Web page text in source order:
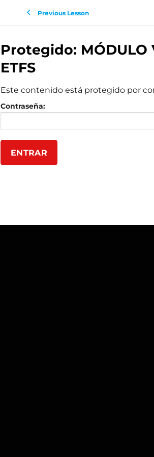
Previous Lesson
Protegido: MÓDULO
ETFS
Este contenido está protegido por
Contraseña: